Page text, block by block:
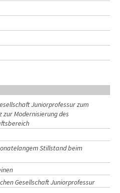
Juniorprofessur zum
Modernisierung des
Stillstand beim
Gesellschaft Juniorprofessur